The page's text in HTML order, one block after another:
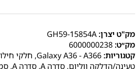
מק"ט יצרן: GH59-15854A
מק״ט: 6000000238
קטגוריות: Galaxy A36 - A366
, חלקי
טעינה/הדלקה ווליום, סדרה A , סדרה A ,